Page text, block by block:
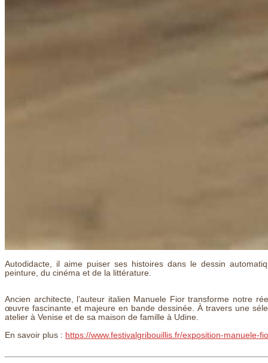
Autodidacte, il aime puiser ses histoires dans le dessin
peinture, du cinéma et de la littérature.
Ancien architecte, l’auteur italien Manuele Fior transforme notre
œuvre fascinante et majeure en bande dessinée. À travers une
atelier à Venise et de sa maison de famille à Udine.
En savoir plus : https://www.festivalgribouillis.fr/exposition-manuele-